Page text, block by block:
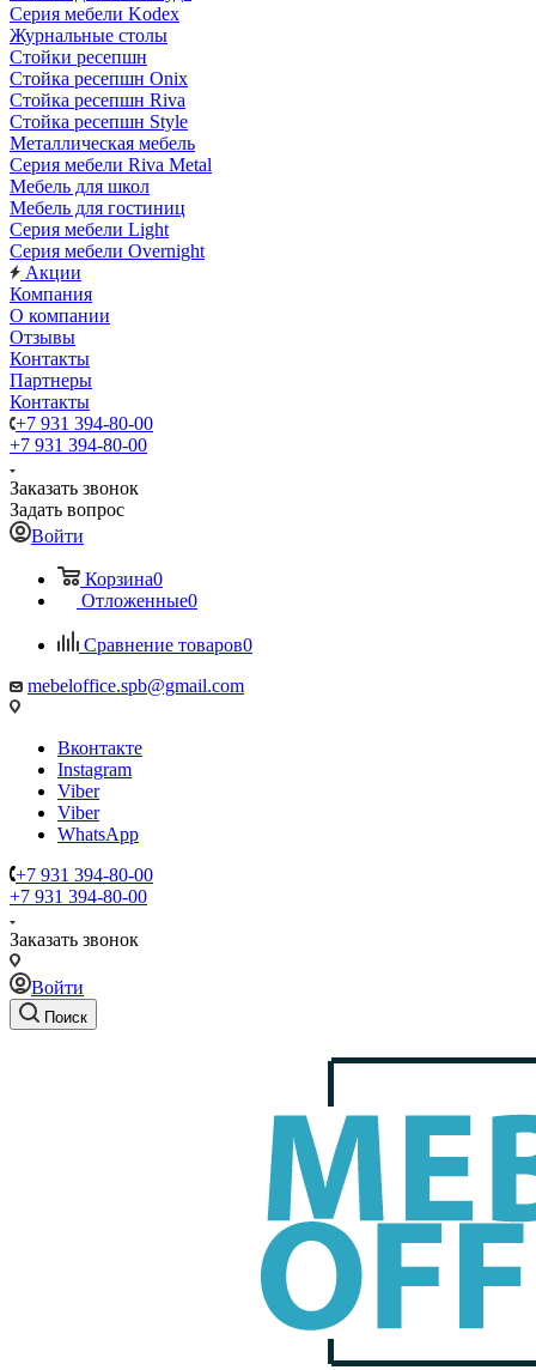
Серия мебели Kodex
Журнальные столы
Стойки ресепшн
Стойка ресепшн Onix
Стойка ресепшн Riva
Стойка ресепшн Style
Металлическая мебель
Серия мебели Riva Metal
Мебель для школ
Мебель для гостиниц
Серия мебели Light
Серия мебели Overnight
Акции
Компания
О компании
Отзывы
Контакты
Партнеры
Контакты
+7 931 394-80-00
+7 931 394-80-00
Заказать звонок
Задать вопрос
Войти
Корзина0
Отложенные0
Сравнение товаров0
mebeloffice.spb@gmail.com
Вконтакте
Instagram
Viber
Viber
WhatsApp
+7 931 394-80-00
+7 931 394-80-00
Заказать звонок
Войти
Поиск